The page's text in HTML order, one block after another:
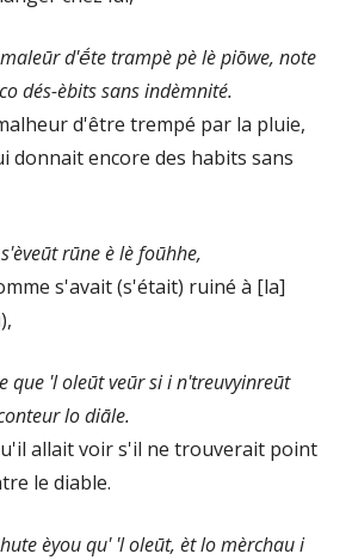
d'ḗte trampè pè lè piōwe, note
dés-èbits sans indèmnité.
d'être trempé par la pluie,
donnait encore des habits sans
rūne è lè foūhhe,
s'avait (s'était) ruiné à [la]
que 'l oleūt veūr si i n'treuvyinreūt
lo diāle.
allait voir s'il ne trouverait point
le diable.
èyou qu' 'l oleūt, èt lo mèrchau i